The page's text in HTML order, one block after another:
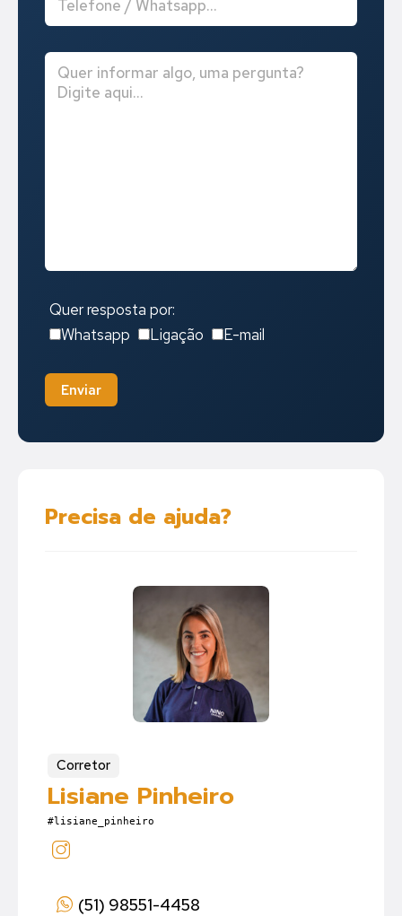
Quer resposta por:
Whatsapp
Ligação E-mail
Enviar
Precisa de ajuda?
Corretor
Lisiane Pinheiro
#lisiane_pinheiro
(51) 98551-4458